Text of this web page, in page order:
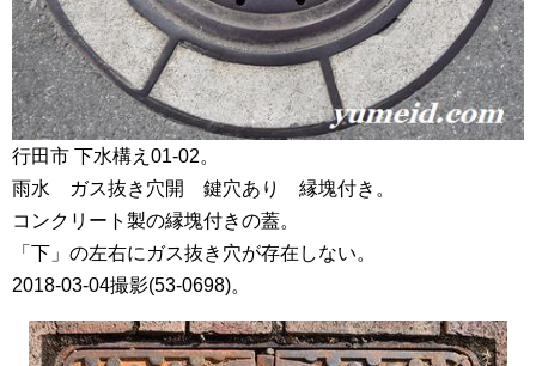
行田市 下水構え01-02。
雨水 ガス抜き穴開 鍵穴あり 縁塊付き。
コンクリート製の縁塊付きの蓋。
「下」の左右にガス抜き穴が存在しない。
2018-03-04撮影(53-0698)。